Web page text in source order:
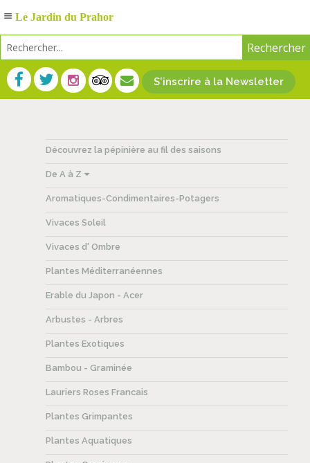
S'inscrire à la Newsletter
Découvrez la pépinière au fil des saisons
De A à Z
Aromatiques-Condimentaires-Potagers
Vivaces Soleil
Vivaces d' Ombre
Plantes Méditerranéennes
Erable du Japon - Acer
Arbustes - Arbres
Plantes Exotiques
Bambou - Graminée
Lauriers Roses Francais
Plantes Grimpantes
Plantes Aquatiques
Le Jardin du Prahor